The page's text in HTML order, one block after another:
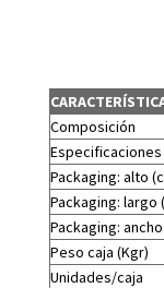
Composición
Packaging: alto
Packaging: largo
Packaging:
Peso caja (Kgr)
Unidades/caja